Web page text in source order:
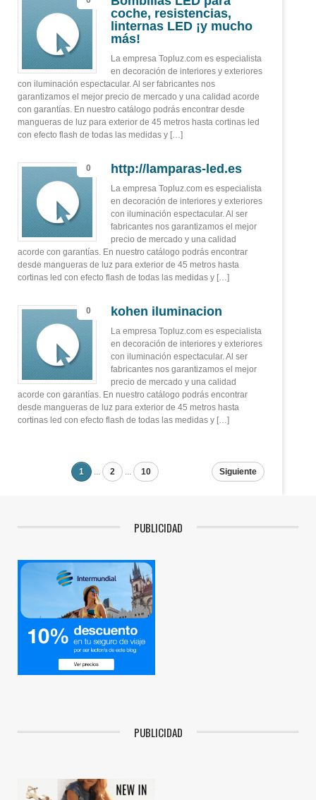
coche, resistencias,
linternas LED ¡y mucho
más!
La empresa Topluz.com es especialista
en decoración de interiores y exteriores
con iluminación espectacular. Al ser fabricantes nos
garantizamos el mejor precio de mercado y una calidad acorde
con garantías. En nuestro catálogo podrás encontrar desde
mangueras de luz para exterior de 45 metros hasta cortinas led
con efecto flash de todas las medidas y […]
0 http://lamparas-led.es
La empresa Topluz.com es especialista
en decoración de interiores y exteriores
con iluminación espectacular. Al ser
fabricantes nos garantizamos el mejor
precio de mercado y una calidad
acorde con garantías. En nuestro catálogo podrás encontrar
desde mangueras de luz para exterior de 45 metros hasta
cortinas led con efecto flash de todas las medidas y […]
0 kohen iluminacion
La empresa Topluz.com es especialista
en decoración de interiores y exteriores
con iluminación espectacular. Al ser
fabricantes nos garantizamos el mejor
precio de mercado y una calidad
acorde con garantías. En nuestro catálogo podrás encontrar
desde mangueras de luz para exterior de 45 metros hasta
cortinas led con efecto flash de todas las medidas y […]
1 ... 2 ... 10 Siguiente
PUBLICIDAD
PUBLICIDAD